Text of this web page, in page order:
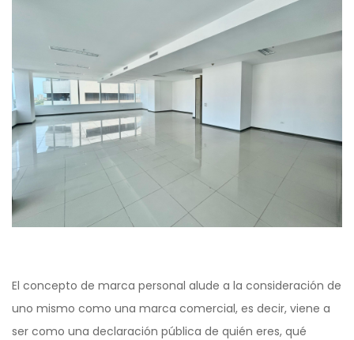
El concepto de marca personal alude a la consideración de
uno mismo como una marca comercial, es decir, viene a
ser como una declaración pública de quién eres, qué